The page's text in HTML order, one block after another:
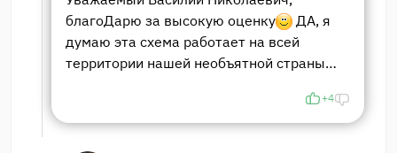
благоДарю за высокую оценку
ДА, я
думаю эта схема работает на всей
территории нашей необъятной страны…
+4